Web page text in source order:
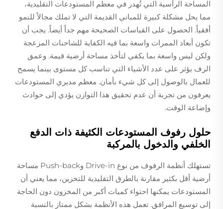
المساحة الرأسية التي تُهدر في معظم المستودعات التقليدية،
مما يحل مشكلة كبيرة للمباني القديمة التي لا تملك مجالاً للنمو
أفقياً. الحصول على القياسات الصحيحة مهم جداً أيضاً. يجب أن
تكون أبعاد الممرات واسعة بما فيه الكفاية للشاحنات المزعجة
ولكن ليس واسعة بما يكفي لتأخذ مساحة أرضية قيمة. وعمق
الرف يؤثر على عدد الأشياء التي تناسب كل مستوى بينما يسمح
للعمال بالوصول إلى كل شيء بأمان. معظم مديري المستودعات
يعرفون من تجربة أن عدم تحقيق هذا التوازن يؤدي إلى حوادث
وإضاعة الوقت.
حلول رفوف المستودعات الكثيفة ذات الدفع
الخلفي والدخول بالمركبة
تستهلك أنظمة الرفوف من نوع Drive-in وPush-back مساحة
أرضية أقل بكثير مقارنة بالطرق التقليدية للتخزين، مما يعني أن
المستودعات يمكنها احتواء كميات أكبر من المخزون دون الحاجة
إلى توسيع المرافق. تعمل هذه الأنظمة بشكل ممتاز بالنسبة